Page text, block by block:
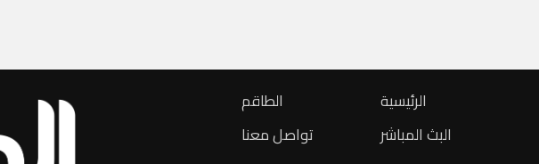
الطاقم
تواصل معنا
الرئيسية
البث المباشر